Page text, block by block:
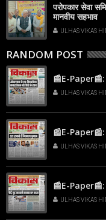
परोपकार सेवा
मानवीय सहभाव
ULHAS VIKAS
RANDOM POST
📰E-
ULHAS VIKAS
📰E-Paper📰:
ULHAS VIKAS
📰E-
ULHAS VIKAS